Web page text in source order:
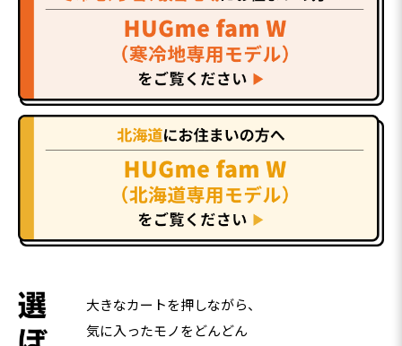
大きなカートを押しながら、
気に入ったモノをどんどん